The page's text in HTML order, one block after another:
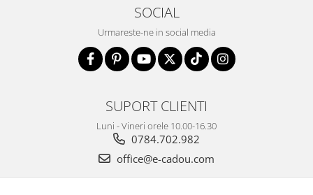
SOCIAL
Urmareste-ne in social media
SUPORT CLIENTI
Luni - Vineri orele 10.00-16.30
0784.702.982
office@e-cadou.com